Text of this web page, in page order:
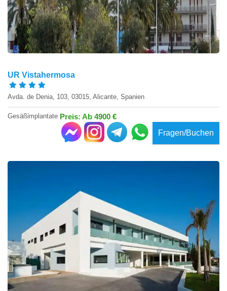
UR Vistahermosa
Avda. de Denia, 103, 03015, Alicante, Spanien
Gesäßimplantate Preis: Ab 4900 €
Fragen/Buchen